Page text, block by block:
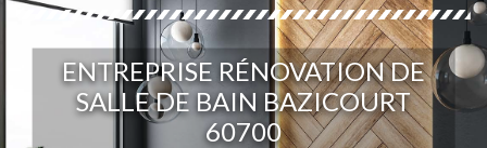
ENTREPRISE RÉNOVATION DE
SALLE DE BAIN BAZICOURT
60700